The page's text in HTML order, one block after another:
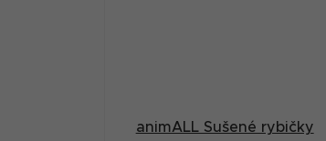
animALL Sušené rybičky